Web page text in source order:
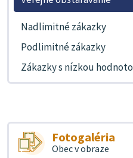
Nadlimitné zákazky
Podlimitné zákazky
Zákazky s nízkou
Fotogaléria
Obec v obraze